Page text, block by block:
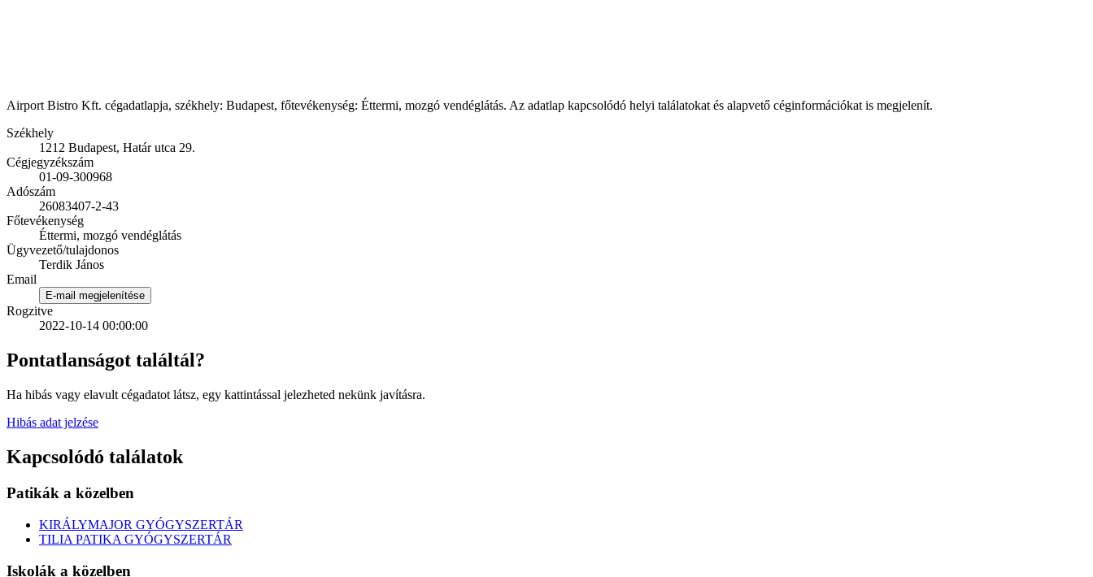
Airport Bistro Kft. cégadatlapja, székhely: Budapest, főtevékenység: Éttermi, mozgó vendéglátás. Az adatlap kapcsolódó helyi találatokat és alapvető céginformációkat is megjelenít.
Székhely
1212 Budapest, Határ utca 29.
Cégjegyzékszám
01-09-300968
Adószám
26083407-2-43
Főtevékenység
Éttermi, mozgó vendéglátás
Ügyvezető/tulajdonos
Terdik János
Email
E-mail megjelenítése
Rogzitve
2022-10-14 00:00:00
Pontatlanságot találtál?
Ha hibás vagy elavult cégadatot látsz, egy kattintással jelezheted nekünk javításra.
Hibás adat jelzése
Kapcsolódó találatok
Patikák a közelben
KIRÁLYMAJOR GYÓGYSZERTÁR
TILIA PATIKA GYÓGYSZERTÁR
Iskolák a közelben